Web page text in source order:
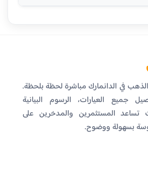
في الدانمارك مباشرة لحظة بلحظة.
جميع العيارات، الرسوم البيانية
تساعد المستثمرين والمدخرين على
بسهولة ووضوح.